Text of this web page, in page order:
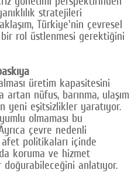
stratejileri
Türkiye'nin çevresel
rol üstlenmesi gerektiğini
üretim kapasitesini
artan nüfus, barınma, ulaşım
yeni eşitsizlikler yaratıyor.
olmaması bu
çevre nedenli
politikaları içinde
koruma ve hizmet
anlatıyor.